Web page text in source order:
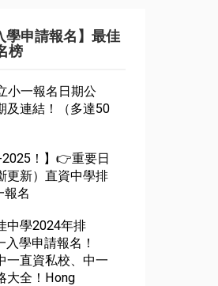
學申請報名】最佳
榜
小一報名日期公
及連結！（多達50
2025！】👉重要日
更新）直資中學排
報名
中學2024年排
學申請報名！
一直資私校、中一
大全！Hong